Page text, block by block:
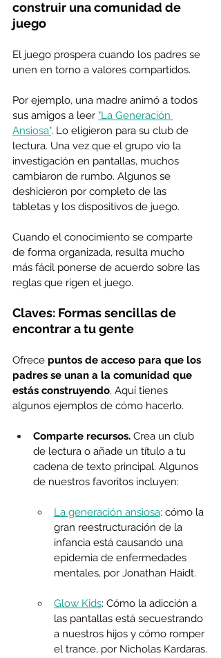
construir una comunidad de
juego
El juego prospera cuando los padres se
unen en torno a valores compartidos.
Por ejemplo, una madre animó a todos
sus amigos a leer "La Generación
Ansiosa". Lo eligieron para su club de
lectura. Una vez que el grupo vio la
investigación en pantallas, muchos
cambiaron de rumbo. Algunos se
deshicieron por completo de las
tabletas y los dispositivos de juego.
Cuando el conocimiento se comparte
de forma organizada, resulta mucho
más fácil ponerse de acuerdo sobre las
reglas que rigen el juego.
Claves: Formas sencillas de
encontrar a tu gente
Ofrece puntos de acceso para que los
padres se unan a la comunidad que
estás construyendo. Aquí tienes
algunos ejemplos de cómo hacerlo.
Comparte recursos. Crea un club
de lectura o añade un título a tu
cadena de texto principal. Algunos
de nuestros favoritos incluyen:
La generación ansiosa: cómo la
gran reestructuración de la
infancia está causando una
epidemia de enfermedades
mentales, por Jonathan Haidt.
Glow Kids: Cómo la adicción a
las pantallas está secuestrando
a nuestros hijos y cómo romper
el trance, por Nicholas Kardaras.